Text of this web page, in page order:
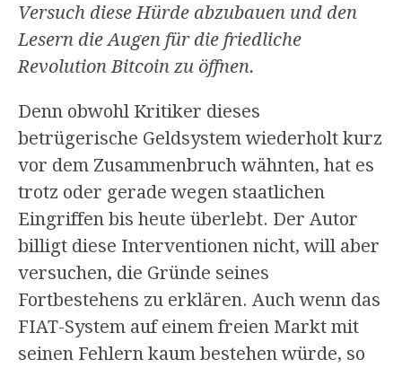
Versuch diese Hürde abzubauen und den
Lesern die Augen für die friedliche
Revolution Bitcoin zu öffnen.
Denn obwohl Kritiker dieses
betrügerische Geldsystem wiederholt kurz
vor dem Zusammenbruch wähnten, hat es
trotz oder gerade wegen staatlichen
Eingriffen bis heute überlebt. Der Autor
billigt diese Interventionen nicht, will aber
versuchen, die Gründe seines
Fortbestehens zu erklären. Auch wenn das
FIAT-System auf einem freien Markt mit
seinen Fehlern kaum bestehen würde, so